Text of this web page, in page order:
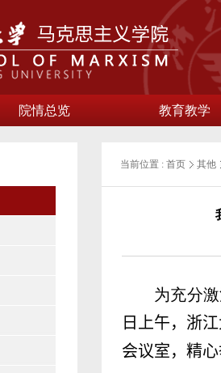
院情总览 教育教学
当前位置 : 首页 其他
为充分
日上午，浙
会议室，精